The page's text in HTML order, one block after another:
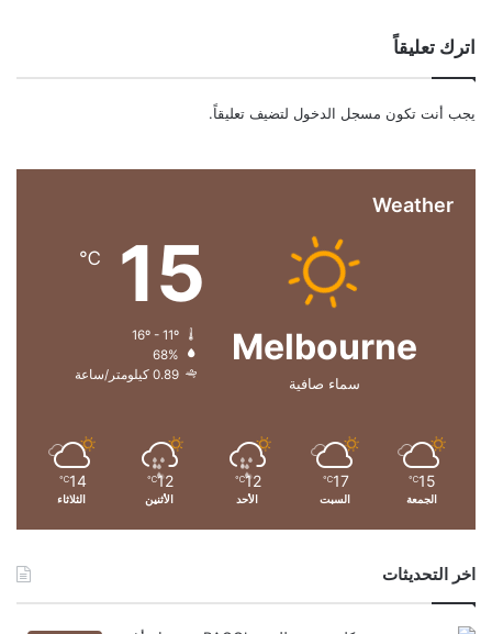
اترك تعليقاً
يجب أنت تكون مسجل الدخول لتضيف تعليقاً.
Weather
Melbourne
سماء صافية
15
℃
68%
0.89 كيلومتر/ساعة
15
℃
الجمعة
17
℃
السبت
12
℃
الأحد
12
℃
الأثنين
14
℃
الثلاثاء
اخر التحديثات